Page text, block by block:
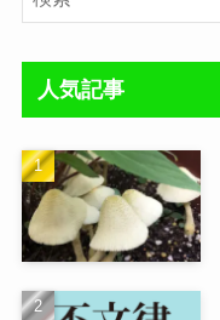
人気記事